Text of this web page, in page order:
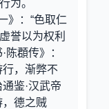
为。
》：“色取仁
誉以为权利
陈頵传》：
行，渐弊不
鉴·汉武帝
，德之贼